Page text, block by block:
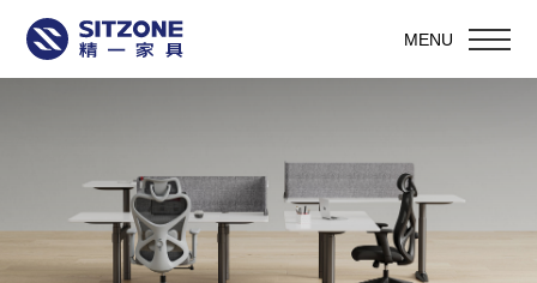
MENU